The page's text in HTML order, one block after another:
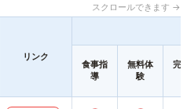
スクロールできます →
リンク
食事指
導
無料体
験
完